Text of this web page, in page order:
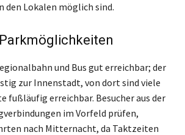
den Lokalen möglich sind.
und Bus gut erreichbar; der
zur Innenstadt, von dort sind viele
fußläufig erreichbar. Besucher aus der
im Vorfeld prüfen,
nach Mitternacht, da Taktzeiten